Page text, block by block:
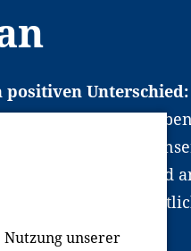
positiven Unterschied:
dabei.
Lehrer*innen und
zusammen.
Nutzung unserer